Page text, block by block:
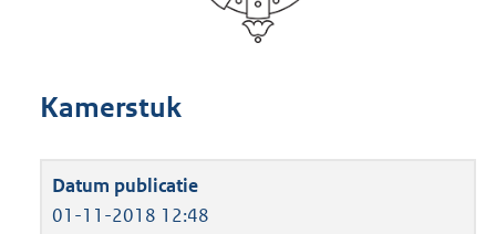
Kamerstuk
01-11-2018 12:48